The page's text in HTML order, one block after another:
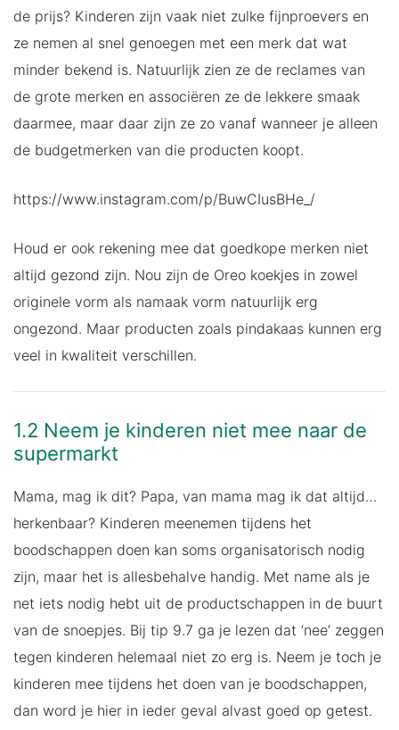
de prijs? Kinderen zijn vaak niet zulke fijnproevers en
ze nemen al snel genoegen met een merk dat wat
minder bekend is. Natuurlijk zien ze de reclames van
de grote merken en associëren ze de lekkere smaak
daarmee, maar daar zijn ze zo vanaf wanneer je alleen
de budgetmerken van die producten koopt.
https://www.instagram.com/p/BuwCIusBHe_/
Houd er ook rekening mee dat goedkope merken niet
altijd gezond zijn. Nou zijn de Oreo koekjes in zowel
originele vorm als namaak vorm natuurlijk erg
ongezond. Maar producten zoals pindakaas kunnen erg
veel in kwaliteit verschillen.
1.2 Neem je kinderen niet mee naar de
supermarkt
Mama, mag ik dit? Papa, van mama mag ik dat altijd…
herkenbaar? Kinderen meenemen tijdens het
boodschappen doen kan soms organisatorisch nodig
zijn, maar het is allesbehalve handig. Met name als je
net iets nodig hebt uit de productschappen in de buurt
van de snoepjes. Bij tip 9.7 ga je lezen dat ‘nee’ zeggen
tegen kinderen helemaal niet zo erg is. Neem je toch je
kinderen mee tijdens het doen van je boodschappen,
dan word je hier in ieder geval alvast goed op getest.